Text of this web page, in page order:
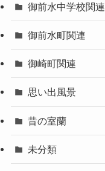
御前水中学校関連
御前水町関連
御崎町関連
思い出風景
昔の室蘭
未分類